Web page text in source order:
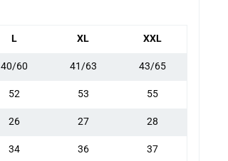
L XL XXL
40/60 41/63 43/65
52 53 55
26 27 28
34 36 37